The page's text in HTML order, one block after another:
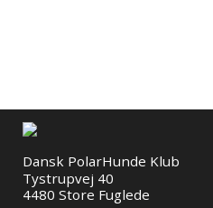
Dansk PolarHunde Klub
Tystrupvej 40
4480 Store Fuglede